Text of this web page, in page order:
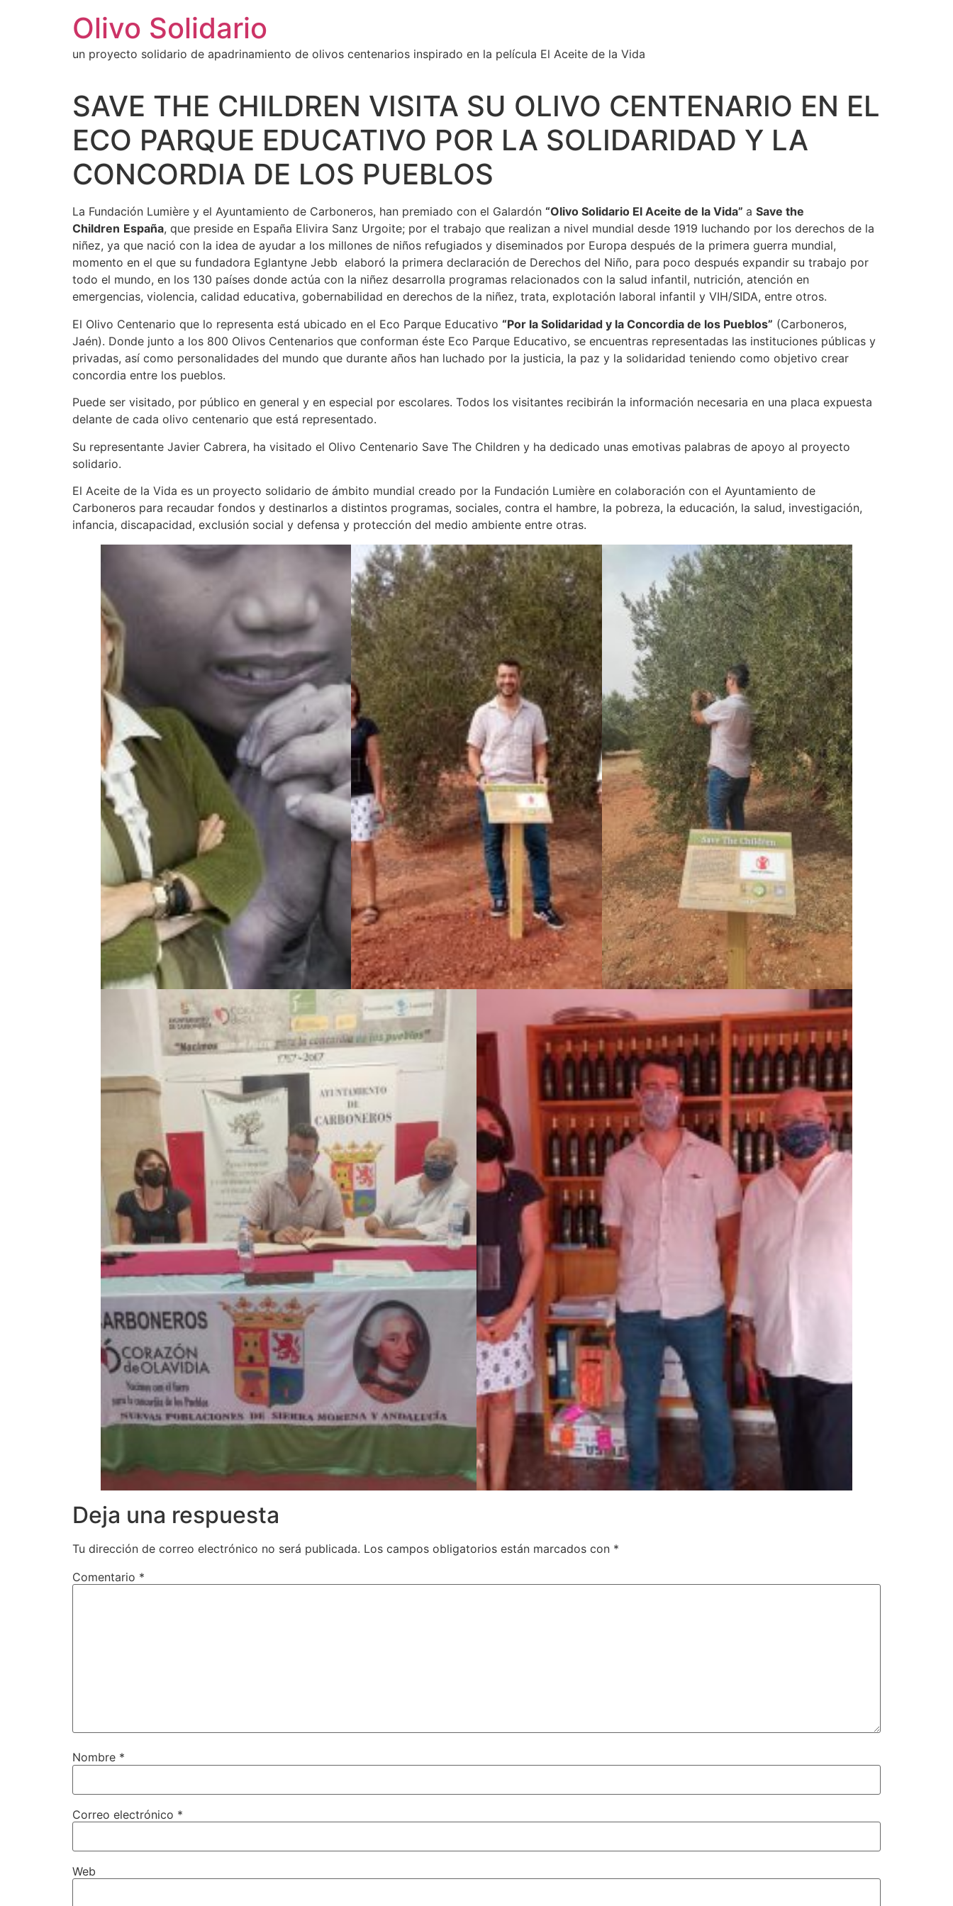
Olivo Solidario
un proyecto solidario de apadrinamiento de olivos centenarios inspirado en la película El Aceite de la Vida
SAVE THE CHILDREN VISITA SU OLIVO CENTENARIO EN EL
ECO PARQUE EDUCATIVO POR LA SOLIDARIDAD Y LA
CONCORDIA DE LOS PUEBLOS
La Fundación Lumière y el Ayuntamiento de Carboneros, han premiado con el Galardón “Olivo Solidario El Aceite de la Vida” a Save the
Children España, que preside en España Elivira Sanz Urgoite; por el trabajo que realizan a nivel mundial desde 1919 luchando por los derechos de la
niñez, ya que nació con la idea de ayudar a los millones de niños refugiados y diseminados por Europa después de la primera guerra mundial,
momento en el que su fundadora Eglantyne Jebb elaboró la primera declaración de Derechos del Niño, para poco después expandir su trabajo por
todo el mundo, en los 130 países donde actúa con la niñez desarrolla programas relacionados con la salud infantil, nutrición, atención en
emergencias, violencia, calidad educativa, gobernabilidad en derechos de la niñez, trata, explotación laboral infantil y VIH/SIDA, entre otros.
El Olivo Centenario que lo representa está ubicado en el Eco Parque Educativo “Por la Solidaridad y la Concordia de los Pueblos” (Carboneros,
Jaén). Donde junto a los 800 Olivos Centenarios que conforman éste Eco Parque Educativo, se encuentras representadas las instituciones públicas y
privadas, así como personalidades del mundo que durante años han luchado por la justicia, la paz y la solidaridad teniendo como objetivo crear
concordia entre los pueblos.
Puede ser visitado, por público en general y en especial por escolares. Todos los visitantes recibirán la información necesaria en una placa expuesta
delante de cada olivo centenario que está representado.
Su representante Javier Cabrera, ha visitado el Olivo Centenario Save The Children y ha dedicado unas emotivas palabras de apoyo al proyecto
solidario.
El Aceite de la Vida es un proyecto solidario de ámbito mundial creado por la Fundación Lumière en colaboración con el Ayuntamiento de
Carboneros para recaudar fondos y destinarlos a distintos programas, sociales, contra el hambre, la pobreza, la educación, la salud, investigación,
infancia, discapacidad, exclusión social y defensa y protección del medio ambiente entre otras.
Deja una respuesta
Tu dirección de correo electrónico no será publicada. Los campos obligatorios están marcados con *
Comentario *
Nombre *
Correo electrónico *
Web